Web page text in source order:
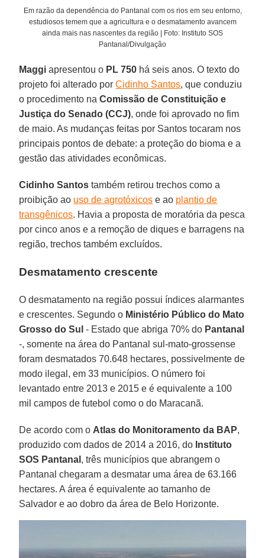
Em razão da dependência do Pantanal com os rios em seu entorno,
estudiosos temem que a agricultura e o desmatamento avancem
ainda mais nas nascentes da região | Foto: Instituto SOS
Pantanal/Divulgação
Maggi apresentou o PL 750 há seis anos. O texto do
projeto foi alterado porCidinho Santos, que conduziu
o procedimento naComissão de Constituição e
Justiça do Senado (CCJ), onde foi aprovado no fim
de maio. As mudanças feitas por Santos tocaram nos
principais pontos de debate: a proteção do bioma e a
gestão das atividades econômicas.
Cidinho Santos também retirou trechos como a
proibição ao uso de agrotóxicos e ao plantio de
transgênicos. Havia a proposta de moratória da pesca
por cinco anos e a remoção de diques e barragens na
região, trechos também excluídos.
Desmatamento crescente
O desmatamento na região possui índices alarmantes
e crescentes. Segundo o Ministério Público do Mato
Grosso do Sul - Estado que abriga 70% do Pantanal
-, somente na área do Pantanal sul-mato-grossense
foram desmatados 70.648 hectares, possivelmente de
modo ilegal, em 33 municípios. O número foi
levantado entre 2013 e 2015 e é equivalente a 100
mil campos de futebol como o do Maracanã.
De acordo com o Atlas do Monitoramento da BAP,
produzido com dados de 2014 a 2016, do Instituto
SOS Pantanal , três municípios que abrangem o
Pantanal chegaram a desmatar uma área de 63.166
hectares. A área é equivalente ao tamanho de
Salvador e ao dobro da área de Belo Horizonte.